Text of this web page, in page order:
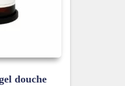
douche